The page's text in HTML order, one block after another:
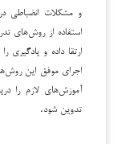
و مشکلات انضباطی
استفاده از روش‌های
ارتقا داده و یادگیری
اجرای موفق این
آموزش‌های لازم را
تدوین شود.